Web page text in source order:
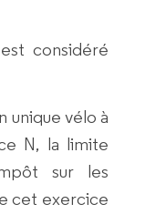
considéré
unique vélo à
N, la limite
sur les
cet exercice